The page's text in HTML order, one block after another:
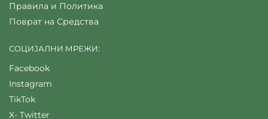
Правила и Политика
Поврат на Средства
СОЦИЈАЛНИ МРЕЖИ:
Facebook
Instagram
TikTok
X- Twitter